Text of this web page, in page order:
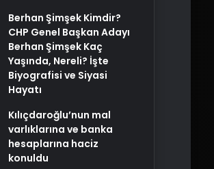
Berhan Şimşek Kimdir?
CHP Genel Başkan Adayı
Berhan Şimşek Kaç
Yaşında, Nereli? İşte
Biyografisi ve Siyasi
Hayatı
Kılıçdaroğlu’nun mal
varlıklarına ve banka
hesaplarına haciz
konuldu